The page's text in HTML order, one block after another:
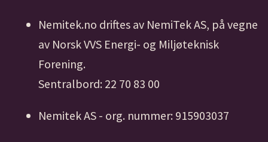
Nemitek.no driftes av NemiTek AS, på vegne
av Norsk VVS Energi- og Miljøteknisk
Forening.
Sentralbord: 22 70 83 00
Nemitek AS - org. nummer: 915903037